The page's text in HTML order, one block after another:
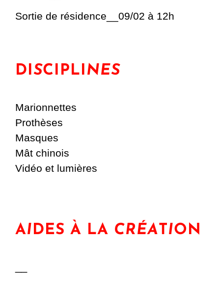
Sortie de résidence__09/02 à 12h
DISCIPLINES
Marionnettes
Prothèses
Masques
Mât chinois
Vidéo et lumières
AIDES À LA CRÉATION